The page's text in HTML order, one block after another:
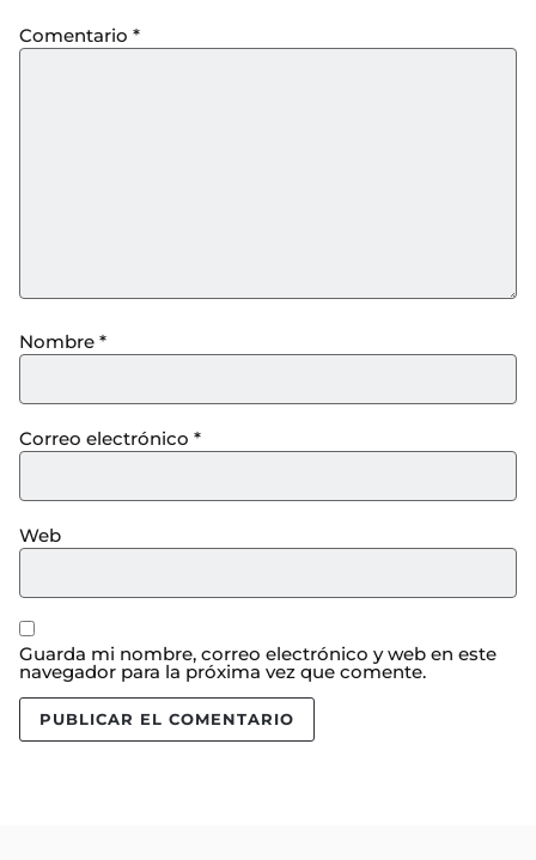
Comentario *
Nombre *
Correo electrónico *
Web
Guarda mi nombre, correo electrónico y web en este
navegador para la próxima vez que comente.